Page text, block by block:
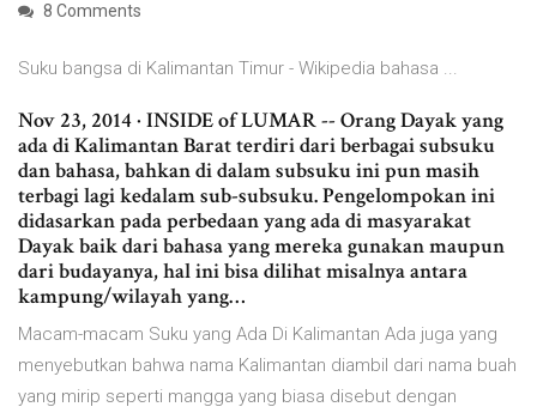
8 Comments
Suku bangsa di Kalimantan Timur - Wikipedia bahasa ...
Nov 23, 2014 · INSIDE of LUMAR -- Orang Dayak yang
ada di Kalimantan Barat terdiri dari berbagai subsuku
dan bahasa, bahkan di dalam subsuku ini pun masih
terbagi lagi kedalam sub-subsuku. Pengelompokan ini
didasarkan pada perbedaan yang ada di masyarakat
Dayak baik dari bahasa yang mereka gunakan maupun
dari budayanya, hal ini bisa dilihat misalnya antara
kampung/wilayah yang…
Macam-macam Suku yang Ada Di Kalimantan Ada juga yang
menyebutkan bahwa nama Kalimantan diambil dari nama buah
yang mirip seperti mangga yang biasa disebut dengan